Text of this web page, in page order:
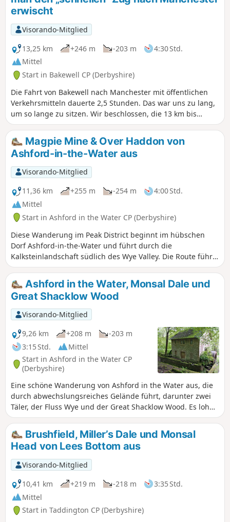
erwischt
Visorando-Mitglied
13,25 km
+246 m -203 m
4:30 Std.
Mittel
Start in Bakewell CP (Derbyshire)
Die Fahrt von Bakewell nach Manchester mit öffentlichen
Verkehrsmitteln dauerte 2,5 Stunden. Das war uns zu lang,
um so lange zu sitzen. Wir beschlossen, die 13 km bis
Grindleford zu Fuß zu gehen (3,5 Stunden) und dort den
Zug zu nehmen (1 Stunde bis Manchester Piccadilly). Der
Start ist etwas abrupt, der Abschnitt entlang des Flusses ist
wunderschön, und 5 Minuten vor dem Bahnhof gibt es
einen Pub, falls man den Zug verpasst hat (oder wenn man
zu früh für den nächsten ist) ...
Magpie Mine & Over Haddon von
Ashford-in-the-Water aus
Visorando-Mitglied
11,36 km
+255 m -254 m
4:00 Std.
Mittel
Start in Ashford in the Water CP (Derbyshire)
Diese Wanderung im Peak District beginnt im hübschen
Dorf Ashford-in-the-Water und führt durch die
Kalksteinlandschaft südlich des Wye Valley. Die Route führt
zu den Überresten der Magpie Mine und zum Dorf Over
Haddon und verläuft größtenteils auf Feldwegen.
Ashford in the Water, Monsal Dale und
Great Shacklow Wood
Visorando-Mitglied
9,26 km
+208 m
-203 m
3:15 Std.
Mittel
Start in Ashford in the Water CP
(Derbyshire)
Eine schöne Wanderung von Ashford in the Water aus, die
durch abwechslungsreiches Gelände führt, darunter zwei
Täler, der Fluss Wye und der Great Shacklow Wood. Es lohnt
sich!
Brushfield, Miller’s Dale und Monsal
Head von Lees Bottom aus
Visorando-Mitglied
10,41 km
+219 m -218 m
3:35 Std.
Mittel
Start in Taddington CP (Derbyshire)